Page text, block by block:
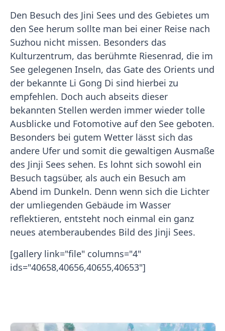
Den Besuch des Jini Sees und des Gebietes um
den See herum sollte man bei einer Reise nach
Suzhou nicht missen. Besonders das
Kulturzentrum, das berühmte Riesenrad, die im
See gelegenen Inseln, das Gate des Orients und
der bekannte Li Gong Di sind hierbei zu
empfehlen. Doch auch abseits dieser
bekannten Stellen werden immer wieder tolle
Ausblicke und Fotomotive auf den See geboten.
Besonders bei gutem Wetter lässt sich das
andere Ufer und somit die gewaltigen Ausmaße
des Jinji Sees sehen. Es lohnt sich sowohl ein
Besuch tagsüber, als auch ein Besuch am
Abend im Dunkeln. Denn wenn sich die Lichter
der umliegenden Gebäude im Wasser
reflektieren, entsteht noch einmal ein ganz
neues atemberaubendes Bild des Jinji Sees.
[gallery link="file" columns="4"
ids="40658,40656,40655,40653"]